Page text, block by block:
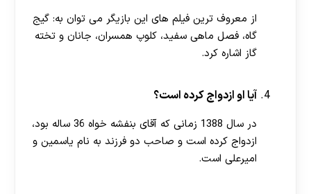
از معروف ترین فیلم های این بازیگر می توان به: گیج‌
گاه، فصل ماهی سفید، کلوپ همسران، جانان و تخته‌
گاز اشاره کرد.
آیا او ازدواج کرده است؟
در سال 1388 زمانی که آقای بنفشه خواه 36 ساله بود،
ازدواج کرده است و صاحب دو فرزند به نام یاسمین و
امیرعلی است.